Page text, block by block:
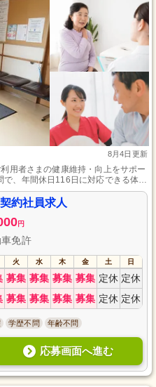
8月4日更新
用者さまの健康維持・向上をサポー
で、年間休日116日に対応できる体制
約社員求人
円
免許
火 水 木 金 土 日
募集 募集 募集 募集 定休 定休
募集 募集 募集 募集 定休 定休
学歴不問 年齢不問
応募画面へ進む